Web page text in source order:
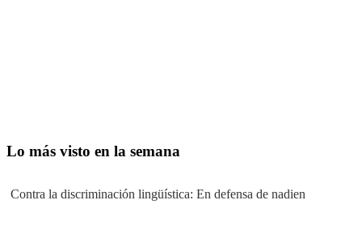
Lo más visto en la semana
Contra la discriminación lingüística: En defensa de nadien